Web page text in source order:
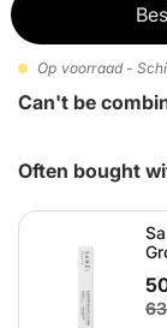
Op voorraad -
Can't be
Often bought